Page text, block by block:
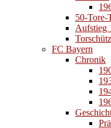
50-Tore-
Aufstieg
FC Bayern
Chronik